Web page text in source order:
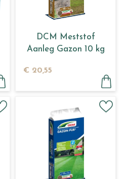
DCM Meststof
Aanleg Gazon 10 kg
€ 20,55